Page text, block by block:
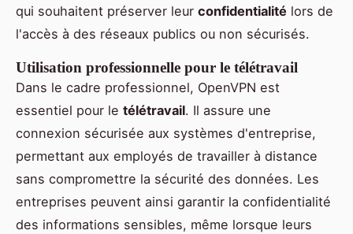
qui souhaitent préserver leur confidentialité lors de
l'accès à des réseaux publics ou non sécurisés.
Utilisation professionnelle pour le télétravail
Dans le cadre professionnel, OpenVPN est
essentiel pour le télétravail. Il assure une
connexion sécurisée aux systèmes d'entreprise,
permettant aux employés de travailler à distance
sans compromettre la sécurité des données. Les
entreprises peuvent ainsi garantir la confidentialité
des informations sensibles, même lorsque leurs